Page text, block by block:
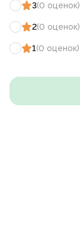
3(0 оценок)
2(0 оценок)
1(0 оценок)